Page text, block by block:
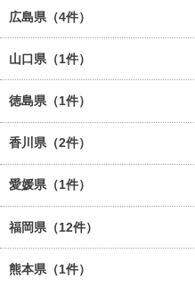
広島県（4件）
山口県（1件）
徳島県（1件）
香川県（2件）
愛媛県（1件）
福岡県（12件）
熊本県（1件）